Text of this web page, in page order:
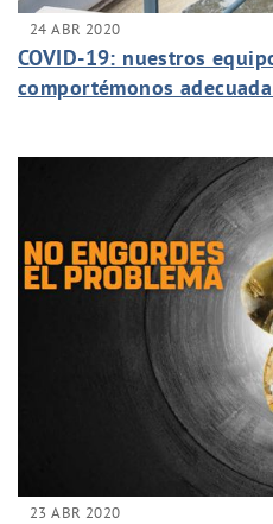
24 ABR 2020
COVID-19: nuestros
comportémonos
23 ABR 2020